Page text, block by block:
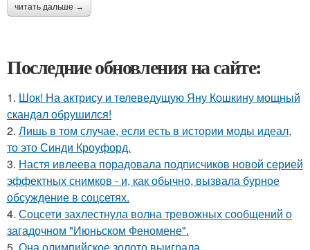
читать дальше →
Последние обновления на сайте:
1. Шок! На актрису и телеведущую Яну Кошкину мощный
скандал обрушился!
2. Лишь в том случае, если есть в истории моды идеал,
то это Синди Кроуфорд.
3. Настя ивлеева порадовала подписчиков новой серией
эффектных снимков - и, как обычно, вызвала бурное
обсуждение в соцсетях.
4. Соцсети захлестнула волна тревожных сообщений о
загадочном "Июньском Феномене".